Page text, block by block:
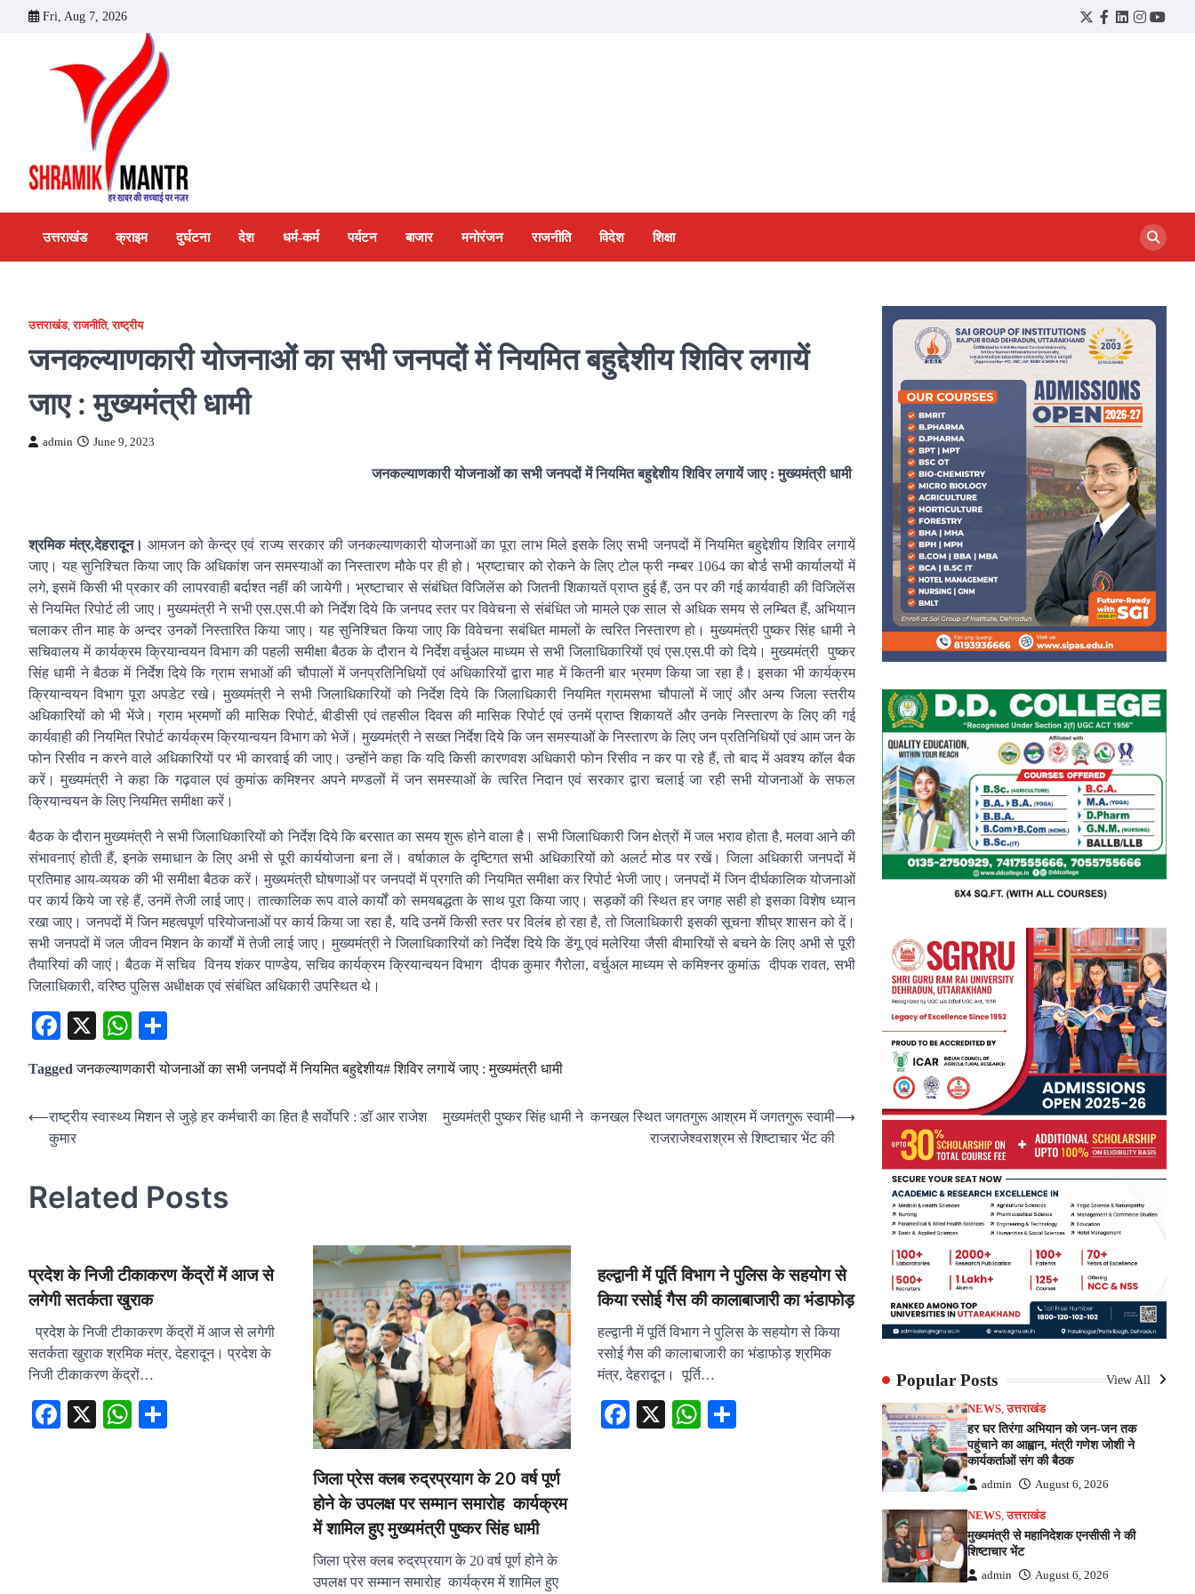
Fri, Aug 7, 2026
Twitter
Facebook
LinkedIn
Instagram
उत्तराखंड क्राइम दुर्घटना देश धर्म-कर्म पर्यटन बाजार मनोरंजन राजनीति विदेश शिक्षा
उत्तराखंड,राजनीति,राष्ट्रीय
जनकल्याणकारी योजनाओं का सभी जनपदों में नियमित बहुद्देशीय शिविर लगायें
जाए : मुख्यमंत्री धामी
admin June 9, 2023
जनकल्याणकारी योजनाओं का सभी जनपदों में नियमित बहुद्देशीय शिविर लगायें जाए : मुख्यमंत्री धामी
श्रमिक मंत्र,देहरादून।आमजन को केन्द्र एवं राज्य सरकार की जनकल्याणकारी योजनाओं का पूरा लाभ मिले इसके लिए सभी जनपदों में नियमित बहुद्देशीय शिविर लगायें
जाए। यह सुनिश्चित किया जाए कि अधिकांश जन समस्याओं का निस्तारण मौके पर ही हो। भ्रष्टाचार को रोकने के लिए टोल फ्री नम्बर 1064 का बोर्ड सभी कार्यालयों में
लगे, इसमें किसी भी प्रकार की लापरवाही बर्दाश्त नहीं की जायेगी। भ्रष्टाचार से संबंधित विजिलेंस को जितनी शिकायतें प्राप्त हुई हैं, उन पर की गई कार्यवाही की विजिलेंस
से नियमित रिपोर्ट ली जाए। मुख्यमंत्री ने सभी एस.एस.पी को निर्देश दिये कि जनपद स्तर पर विवेचना से संबंधित जो मामले एक साल से अधिक समय से लम्बित हैं, अभियान
चलाकर तीन माह के अन्दर उनकों निस्तारित किया जाए। यह सुनिश्चित किया जाए कि विवेचना सबंधित मामलों के त्वरित निस्तारण हो। मुख्यमंत्री पुष्कर सिंह धामी ने
सचिवालय में कार्यक्रम क्रियान्वयन विभाग की पहली समीक्षा बैठक के दौरान ये निर्देश वर्चुअल माध्यम से सभी जिलाधिकारियों एवं एस.एस.पी को दिये। मुख्यमंत्री पुष्कर
सिंह धामी ने बैठक में निर्देश दिये कि ग्राम सभाओं की चौपालों में जनप्रतिनिधियों एवं अधिकारियों द्वारा माह में कितनी बार भ्रमण किया जा रहा है। इसका भी कार्यक्रम
क्रियान्वयन विभाग पूरा अपडेट रखे। मुख्यमंत्री ने सभी जिलाधिकारियों को निर्देश दिये कि जिलाधिकारी नियमित ग्रामसभा चौपालों में जाएं और अन्य जिला स्तरीय
अधिकारियों को भी भेंजे। ग्राम भ्रमणों की मासिक रिपोर्ट, बीडीसी एवं तहसील दिवस की मासिक रिपोर्ट एवं उनमें प्राप्त शिकायतें और उनके निस्तारण के लिए की गई
कार्यवाही की नियमित रिपोर्ट कार्यक्रम क्रियान्वयन विभाग को भेजें। मुख्यमंत्री ने सख्त निर्देश दिये कि जन समस्याओं के निस्तारण के लिए जन प्रतिनिधियों एवं आम जन के
फोन रिसीव न करने वाले अधिकारियों पर भी कारवाई की जाए। उन्होंने कहा कि यदि किसी कारणवश अधिकारी फोन रिसीव न कर पा रहे हैं, तो बाद में अवश्य कॉल बैक
करें। मुख्यमंत्री ने कहा कि गढ़वाल एवं कुमांऊ कमिश्नर अपने मण्डलों में जन समस्याओं के त्वरित निदान एवं सरकार द्वारा चलाई जा रही सभी योजनाओं के सफल
क्रियान्वयन के लिए नियमित समीक्षा करें।
बैठक के दौरान मुख्यमंत्री ने सभी जिलाधिकारियों को निर्देश दिये कि बरसात का समय शुरू होने वाला है। सभी जिलाधिकारी जिन क्षेत्रों में जल भराव होता है, मलवा आने की
संभावनाएं होती हैं, इनके समाधान के लिए अभी से पूरी कार्ययोजना बना लें। वर्षाकाल के दृष्टिगत सभी अधिकारियों को अलर्ट मोड पर रखें। जिला अधिकारी जनपदों में
प्रतिमाह आय-व्ययक की भी समीक्षा बैठक करें। मुख्यमंत्री घोषणाओं पर जनपदों में प्रगति की नियमित समीक्षा कर रिपोर्ट भेजी जाए। जनपदों में जिन दीर्घकालिक योजनाओं
पर कार्य किये जा रहे हैं, उनमें तेजी लाई जाए। तात्कालिक रूप वाले कार्यों को समयबद्धता के साथ पूरा किया जाए। सड़कों की स्थित हर जगह सही हो इसका विशेष ध्यान
रखा जाए। जनपदों में जिन महत्वपूर्ण परियोजनाओं पर कार्य किया जा रहा है, यदि उनमें किसी स्तर पर विलंब हो रहा है, तो जिलाधिकारी इसकी सूचना शीघ्र शासन को दें।
सभी जनपदों में जल जीवन मिशन के कार्यों में तेजी लाई जाए। मुख्यमंत्री ने जिलाधिकारियों को निर्देश दिये कि डेंगू एवं मलेरिया जैसी बीमारियों से बचने के लिए अभी से पूरी
तैयारियां की जाएं। बैठक में सचिव विनय शंकर पाण्डेय, सचिव कार्यक्रम क्रियान्वयन विभाग दीपक कुमार गैरोला, वर्चुअल माध्यम से कमिश्नर कुमांऊ दीपक रावत, सभी
जिलाधिकारी, वरिष्ठ पुलिस अधीक्षक एवं संबंधित अधिकारी उपस्थित थे।
Facebook
X WhatsApp
Taggedजनकल्याणकारी योजनाओं का सभी जनपदों में नियमित बहुद्देशीय# शिविर लगायें जाए : मुख्यमंत्री धामी
Post
navigation
⟵राष्ट्रीय स्वास्थ्य मिशन से जुड़े हर कर्मचारी का हित है सर्वोपरि : डॉ आर राजेश
कुमार
मुख्यमंत्री पुष्कर सिंह धामी ने कनखल स्थित जगतगुरू आश्रम में जगतगुरू स्वामी
राजराजेश्वराश्रम से शिष्टाचार भेंट की
⟶
Related Posts
प्रदेश के निजी टीकाकरण केंद्रों में आज से
लगेगी सतर्कता खुराक
प्रदेश के निजी टीकाकरण केंद्रों में आज से लगेगी
सतर्कता खुराक श्रमिक मंत्र, देहरादून। प्रदेश के
निजी टीकाकरण केंद्रों…
Facebook
X WhatsApp
जिला प्रेस क्लब रुद्रप्रयाग के 20 वर्ष पूर्ण
होने के उपलक्ष पर सम्मान समारोह कार्यक्रम
में शामिल हुए मुख्यमंत्री पुष्कर सिंह धामी
जिला प्रेस क्लब रुद्रप्रयाग के 20 वर्ष पूर्ण होने के
उपलक्ष पर सम्मान समारोह कार्यक्रम में शामिल हुए
हल्द्वानी में पूर्ति विभाग ने पुलिस के सहयोग से
किया रसोई गैस की कालाबाजारी का भंडाफोड़
हल्द्वानी में पूर्ति विभाग ने पुलिस के सहयोग से किया
रसोई गैस की कालाबाजारी का भंडाफोड़ श्रमिक
मंत्र, देहरादून। पूर्ति…
Facebook
X WhatsApp
Popular Posts View All
NEWS,उत्तराखंड
हर घर तिरंगा अभियान को जन-जन तक
पहुंचाने का आह्वान, मंत्री गणेश जोशी ने
कार्यकर्ताओं संग की बैठक
admin August 6, 2026
NEWS,उत्तराखंड
मुख्यमंत्री से महानिदेशक एनसीसी ने की
शिष्टाचार भेंट
admin August 6, 2026